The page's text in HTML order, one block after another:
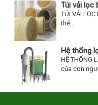
Túi vải lọc
TÚI VẢI
thể...
Hệ thống
HỆ THỐNG
của con